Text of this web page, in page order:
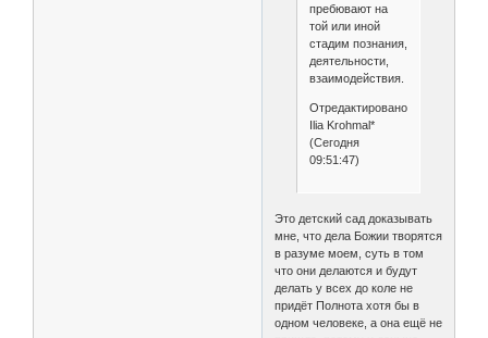
пребювают на
той или иной
стадим познания,
деятельности,
взаимодействия.
Отредактировано
Ilia Krohmal*
(Сегодня
09:51:47)
Это детский сад доказывать
мне, что дела Божии творятся
в разуме моем, суть в том
что они делаются и будут
делать у всех до коле не
придёт Полнота хотя бы в
одном человеке, а она ещё не